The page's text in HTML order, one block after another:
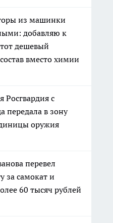
из машинки
добавляю к
дешевый
вместо химии
Росгвардия с
передала в зону
оружия
перевел
за самокат и
60 тысяч рублей